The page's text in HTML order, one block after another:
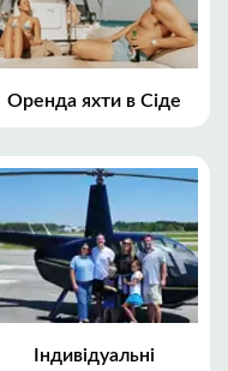
Оренда яхти в Сіде
Індивідуальні